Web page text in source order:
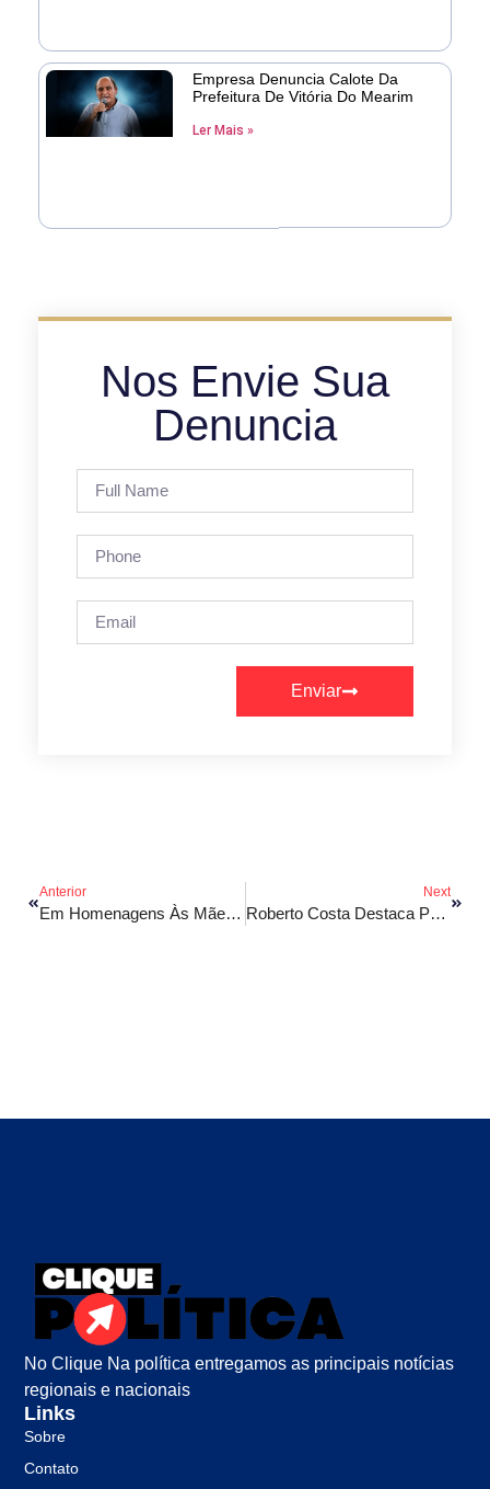
Empresa Denuncia Calote Da
Prefeitura De Vitória Do Mearim
Ler Mais »
Nos Envie Sua
Denuncia
Enviar
Anterior
Em Homenagens Às Mães, Orleans Brandão Reafirma Compromisso De Trabalhar Por São Luís
Next
Roberto Costa Destaca Papel Do SUS Em Congresso De Saúde
No Clique Na política entregamos as principais notícias
regionais e nacionais
Links
Sobre
Contato